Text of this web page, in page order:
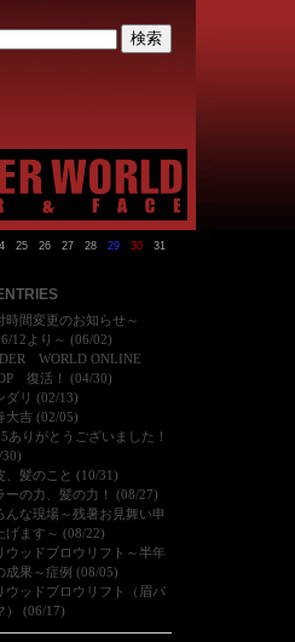
25 26 27 28 29 30 31
時間変更のお知らせ～
12より～ (06/02)
WORLD ONLINE
復活！ (04/30)
ダリ (02/13)
大吉 (02/05)
ありがとうございました！
、髪のこと (10/31)
ーの力、髪の力！ (08/27)
んな現場～残暑お見舞い申
げます～ (08/22)
ウッドブロウリフト～半年
成果～症例 (08/05)
ウッドブロウリフト（眉パ
） (06/17)